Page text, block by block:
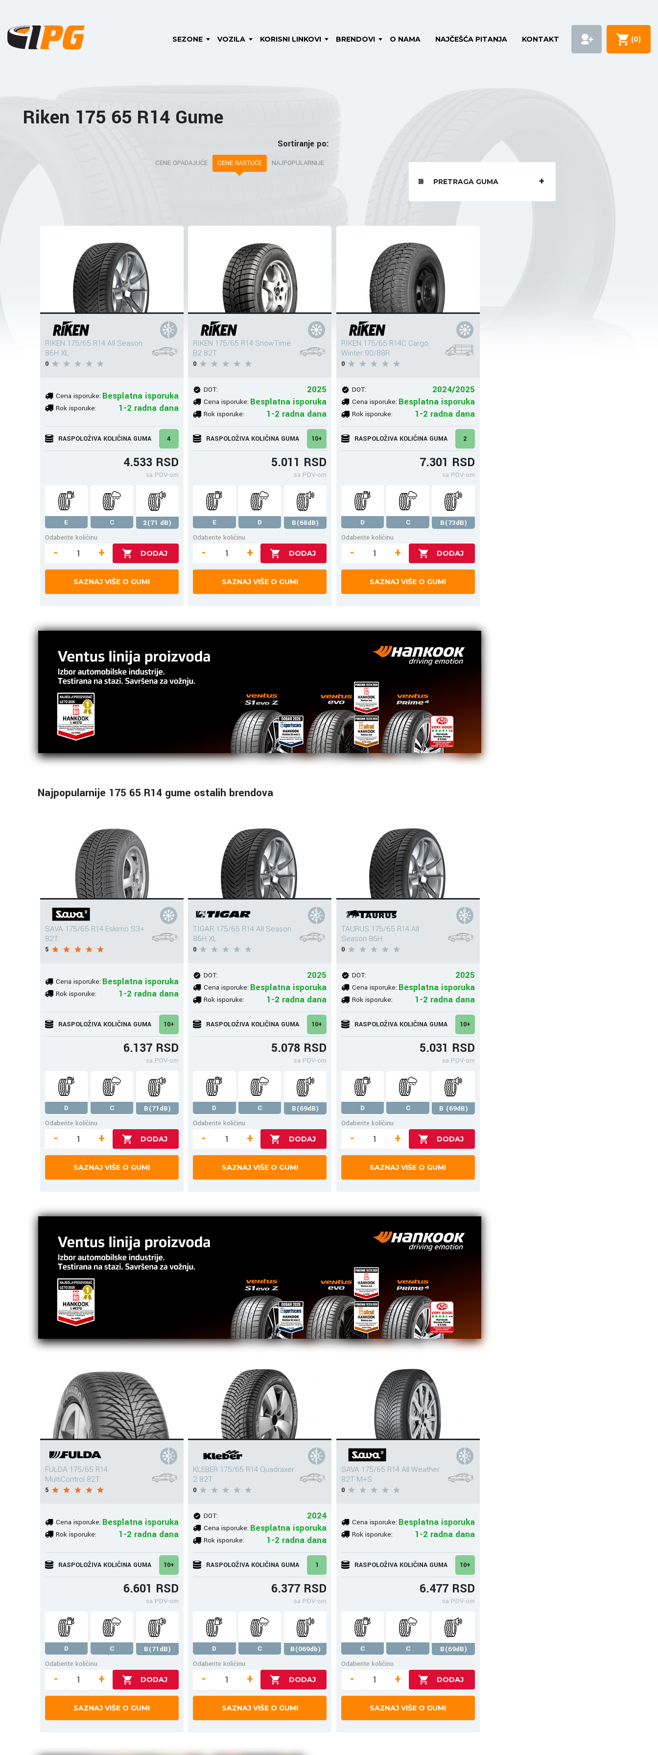
SEZONE VOZILA KORISNI LINKOVI BRENDOVI O NAMA NAJČEŠĆA PITANJA KONTAKT (0)
Riken 175 65 R14 Gume
Sortiranje po:
CENE OPADAJUĆE CENE RASTUĆE NAJPOPULARNIJE
PRETRAGA GUMA
RIKEN 175/65 R14 All Season
86H XL
0
Cena isporuke: Besplatna isporuka
Rok isporuke: 1-2 radna dana
RASPOLOŽIVA KOLIČINA GUMA 4
4.533 RSD
sa PDV-om
E C
2(71 dB)
Odaberite količinu
- +
SAZNAJ VIŠE O GUMI
RIKEN 175/65 R14 SnowTime
B2 82T
0
DOT: 2025
Cena isporuke: Besplatna isporuka
Rok isporuke: 1-2 radna dana
RASPOLOŽIVA KOLIČINA GUMA 10+
5.011 RSD
sa PDV-om
E D
B(68dB)
Odaberite količinu
- +
SAZNAJ VIŠE O GUMI
RIKEN 175/65 R14C Cargo
Winter 90/88R
0
DOT: 2024/2025
Cena isporuke: Besplatna isporuka
Rok isporuke: 1-2 radna dana
RASPOLOŽIVA KOLIČINA GUMA 2
7.301 RSD
sa PDV-om
D C
B(73dB)
Odaberite količinu
- +
SAZNAJ VIŠE O GUMI
Najpopularnije 175 65 R14 gume ostalih brendova
SAVA 175/65 R14 Eskimo S3+
82T
5
Cena isporuke: Besplatna isporuka
Rok isporuke: 1-2 radna dana
RASPOLOŽIVA KOLIČINA GUMA 10+
6.137 RSD
sa PDV-om
D C
B(71dB)
Odaberite količinu
- +
SAZNAJ VIŠE O GUMI
TIGAR 175/65 R14 All Season
86H XL
0
DOT: 2025
Cena isporuke: Besplatna isporuka
Rok isporuke: 1-2 radna dana
RASPOLOŽIVA KOLIČINA GUMA 10+
5.078 RSD
sa PDV-om
D C
B(69dB)
Odaberite količinu
- +
SAZNAJ VIŠE O GUMI
TAURUS 175/65 R14 All
Season 86H
0
DOT: 2025
Cena isporuke: Besplatna isporuka
Rok isporuke: 1-2 radna dana
RASPOLOŽIVA KOLIČINA GUMA 10+
5.031 RSD
sa PDV-om
D C
B (69dB)
Odaberite količinu
- +
SAZNAJ VIŠE O GUMI
FULDA 175/65 R14
MultiControl 82T
5
Cena isporuke: Besplatna isporuka
Rok isporuke: 1-2 radna dana
RASPOLOŽIVA KOLIČINA GUMA 10+
6.601 RSD
sa PDV-om
D C
B(71dB)
Odaberite količinu
- +
SAZNAJ VIŠE O GUMI
KLEBER 175/65 R14 Quadraxer
2 82T
0
DOT: 2024
Cena isporuke: Besplatna isporuka
Rok isporuke: 1-2 radna dana
RASPOLOŽIVA KOLIČINA GUMA 1
6.377 RSD
sa PDV-om
D C
B(069db)
Odaberite količinu
- +
SAZNAJ VIŠE O GUMI
SAVA 175/65 R14 All Weather
82T M+S
0
Cena isporuke: Besplatna isporuka
Rok isporuke: 1-2 radna dana
RASPOLOŽIVA KOLIČINA GUMA 10+
6.477 RSD
sa PDV-om
C C
B(69dB)
Odaberite količinu
- +
SAZNAJ VIŠE O GUMI